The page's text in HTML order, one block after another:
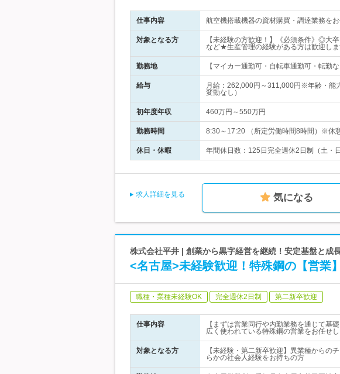
仕事内容 航空機搭載機器の資材購買・調達業務をお
対象となる方
【未経験の方歓迎！】《必須条件》◎大
など★生産管理の経験がある方は歓迎しま
勤務地 【マイカー通勤可・自転車通勤可・転
給与
月給：262,000円～311,000円※年齢・能
変動なし）
初年度年収 460万円～550万円
勤務時間 8:30～17:20 （所定労働時間8時間）※
休日・休暇 年間休日数：125日完全週休2日制（土・
求人詳細を見る 気になる
株式会社平井 | 創業から黒字経営を継続！安定基盤と成
<名古屋>未経験歓迎！特殊鋼の【営
職種・業種未経験OK 完全週休2日制 第二新卒歓迎
仕事内容
【まずは営業同行や内勤業務を通じて基
広く使われている特殊鋼の営業をお任せし
対象となる方
【未経験・第二新卒歓迎】異業種から
らかの社会人経験をお持ちの方